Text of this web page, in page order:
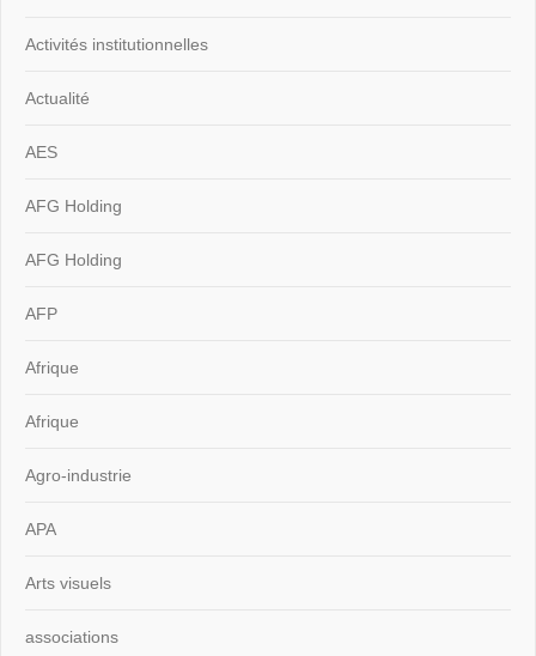
Activités institutionnelles
Actualité
AES
AFG Holding
AFG Holding
AFP
Afrique
Afrique
Agro-industrie
APA
Arts visuels
associations